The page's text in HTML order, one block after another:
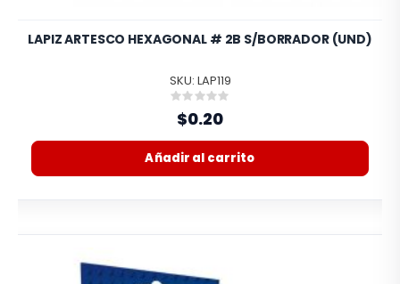
LAPIZ ARTESCO HEXAGONAL # 2B S/BORRADOR (UND)
SKU: LAP119
Rating:
0%
$0.20
Añadir al carrito